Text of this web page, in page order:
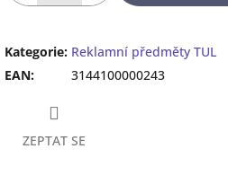
Kategorie: Reklamní předměty TUL
EAN: 3144100000243
ZEPTAT SE